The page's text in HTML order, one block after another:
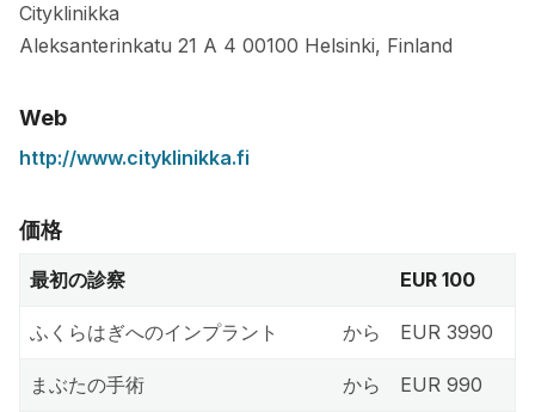
Cityklinikka
Aleksanterinkatu 21 A 4 00100 Helsinki, Finland
Web
http://www.cityklinikka.fi
価格
最初の診察 EUR 100
ふくらはぎへのインプラント から EUR 3990
まぶたの手術 から EUR 990